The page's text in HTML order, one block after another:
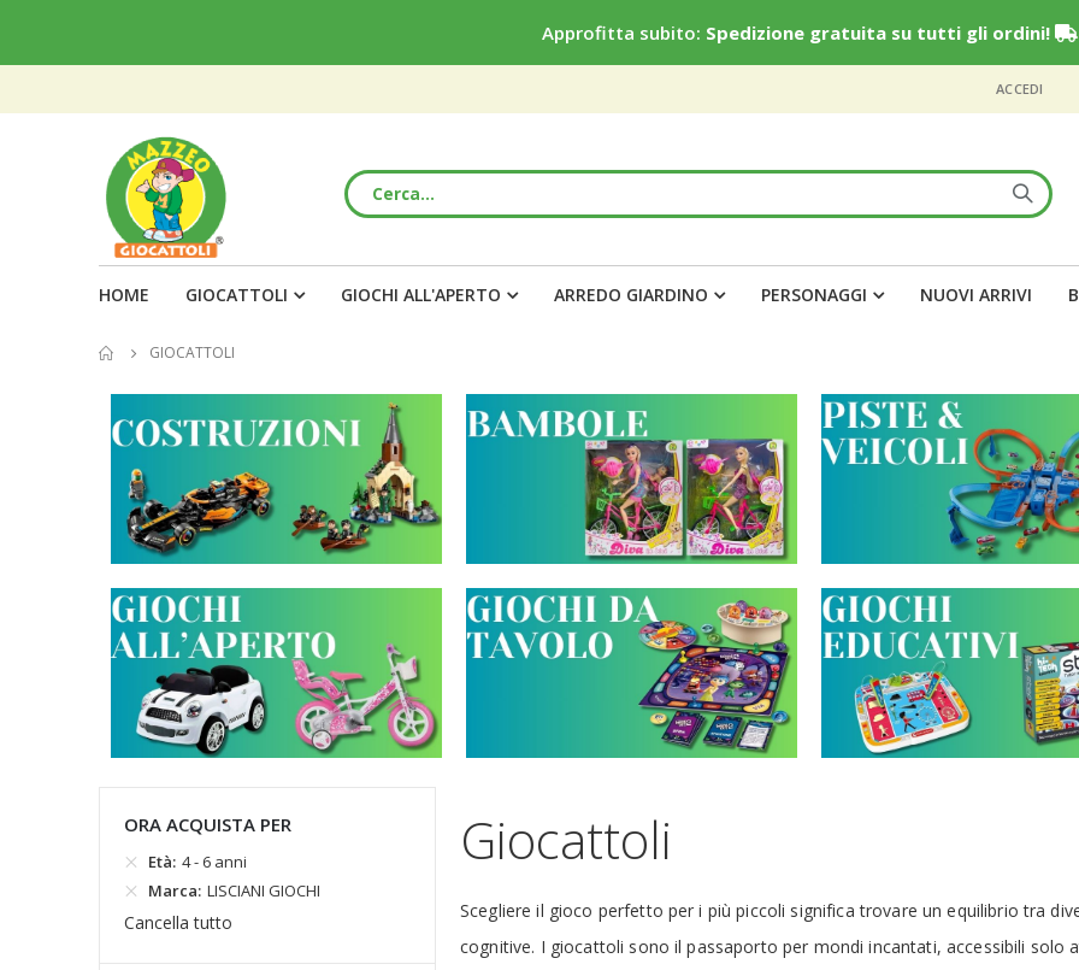
Approfitta subito: Spedizione gratuita su tutti gli ordini!
ACCEDI
HOME GIOCATTOLI GIOCHI ALL'APERTO ARREDO GIARDINO PERSONAGGI NUOVI ARRIVI
GIOCATTOLI
Giocattoli
Scegliere il gioco perfetto per i più piccoli significa trovare un equilibrio tra
cognitive. I giocattoli sono il passaporto per mondi incantati, accessibili solo
ORA ACQUISTA PER
Età 4 - 6 anni
Marca LISCIANI GIOCHI
Cancella tutto